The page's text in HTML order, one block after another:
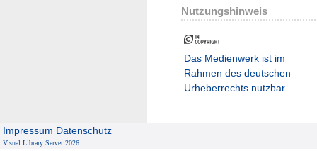
Nutzungshinweis
Das Medienwerk ist im
Rahmen des deutschen
Urheberrechts nutzbar.
Impressum Datenschutz
Visual Library Server 2026